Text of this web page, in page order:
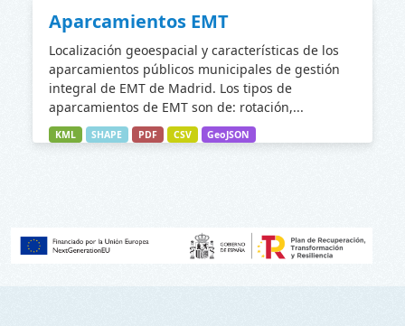
Aparcamientos EMT
Localización geoespacial y características de los
aparcamientos públicos municipales de gestión
integral de EMT de Madrid. Los tipos de
aparcamientos de EMT son de: rotación,...
KML SHAPE PDF CSV GeoJSON